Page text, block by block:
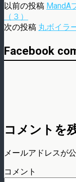
以前の投稿 MandA
（３）
次の投稿 丸ボイラ
Facebook
コメントを
メールアドレスが
コメント